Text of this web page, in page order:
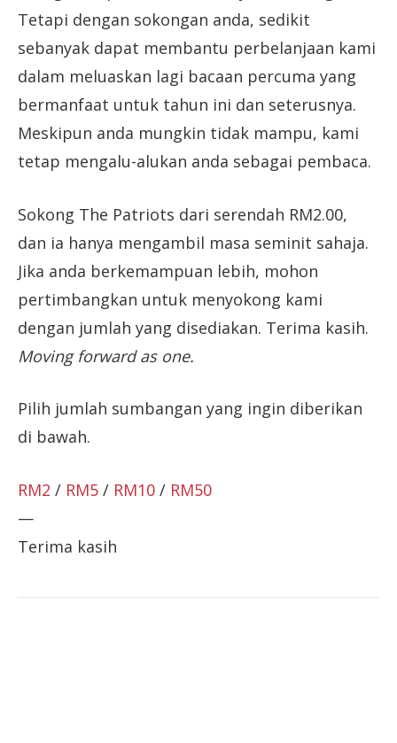
Tetapi dengan sokongan anda, sedikit
sebanyak dapat membantu perbelanjaan kami
dalam meluaskan lagi bacaan percuma yang
bermanfaat untuk tahun ini dan seterusnya.
Meskipun anda mungkin tidak mampu, kami
tetap mengalu-alukan anda sebagai pembaca.
Sokong The Patriots dari serendah RM2.00,
dan ia hanya mengambil masa seminit sahaja.
Jika anda berkemampuan lebih, mohon
pertimbangkan untuk menyokong kami
dengan jumlah yang disediakan. Terima kasih.
Moving forward as one.
Pilih jumlah sumbangan yang ingin diberikan
di bawah.
RM2 / RM5 / RM10 / RM50
—
Terima kasih